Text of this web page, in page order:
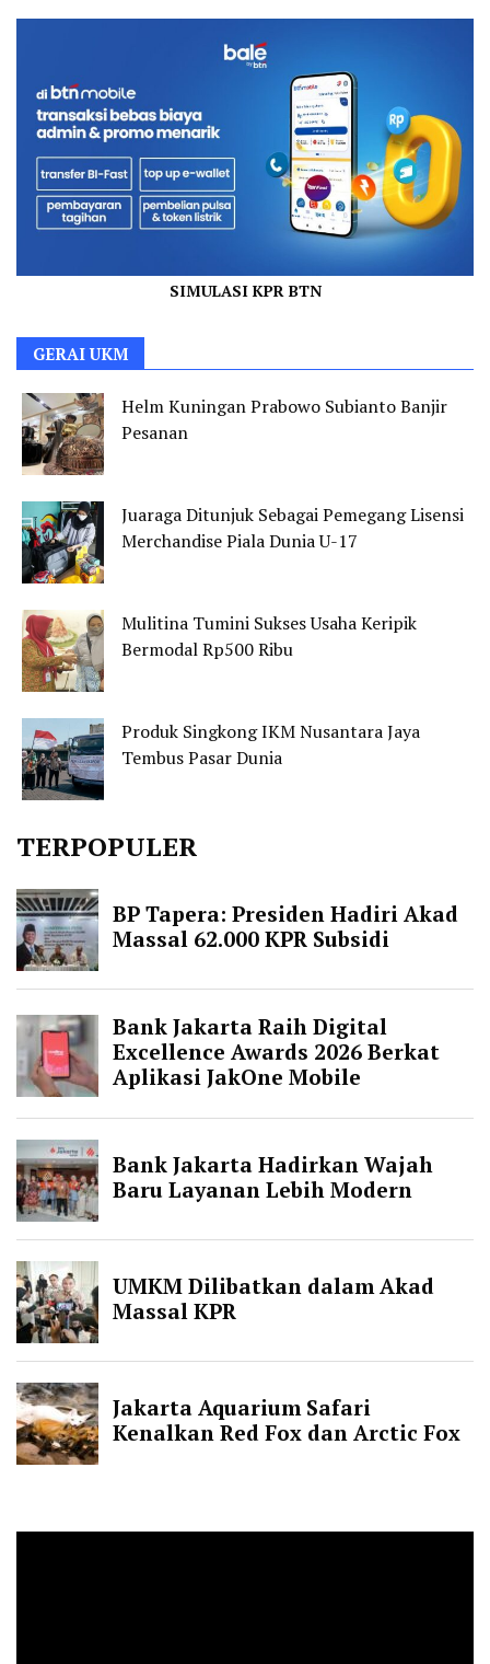
SIMULASI KPR BTN
GERAI UKM
Helm Kuningan Prabowo Subianto Banjir
Pesanan
Juaraga Ditunjuk Sebagai Pemegang Lisensi
Merchandise Piala Dunia U-17
Mulitina Tumini Sukses Usaha Keripik
Bermodal Rp500 Ribu
Produk Singkong IKM Nusantara Jaya
Tembus Pasar Dunia
TERPOPULER